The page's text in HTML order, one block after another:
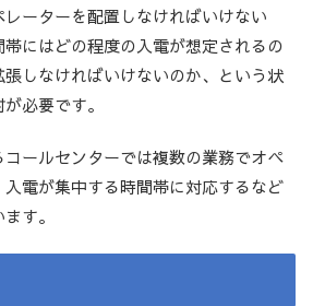
ーターを配置しなければいけない
にはどの程度の入電が想定されるの
しなければいけないのか、という状
必要です。
ールセンターでは複数の業務でオペ
電が集中する時間帯に対応するなど
す。